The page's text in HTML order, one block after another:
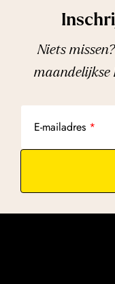
Niets
maandelijkse
E-mailadres